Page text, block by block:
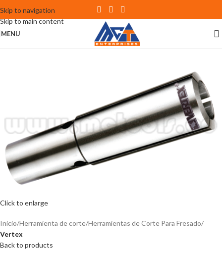
Skip to navigation
Skip to main content
MENU
Click to enlarge
Inicio Herramienta de corte Herramientas de Corte Para Fresado
Vertex
Back to products